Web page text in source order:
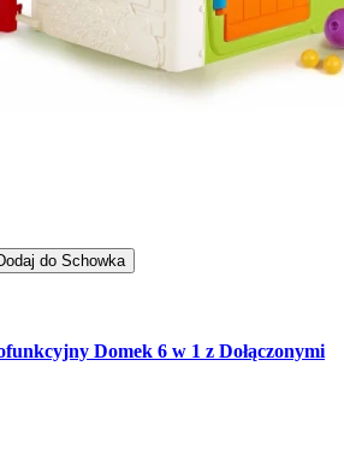
do Schowka
Domek 6 w 1 z Dołączonymi